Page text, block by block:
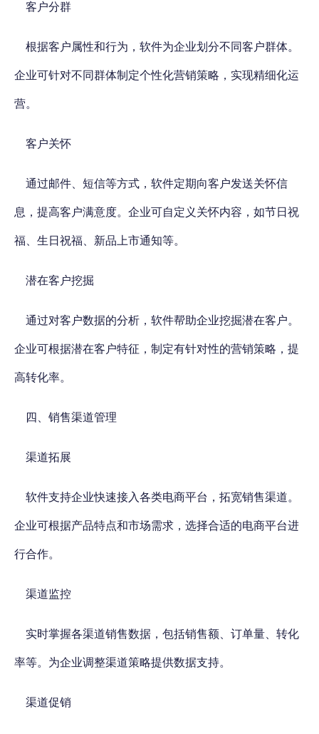
客户分群
根据客户属性和行为，软件为企业划分不同客户群体。
企业可针对不同群体制定个性化营销策略，实现精细化运
营。
客户关怀
通过邮件、短信等方式，软件定期向客户发送关怀信
息，提高客户满意度。企业可自定义关怀内容，如节日祝
福、生日祝福、新品上市通知等。
潜在客户挖掘
通过对客户数据的分析，软件帮助企业挖掘潜在客户。
企业可根据潜在客户特征，制定有针对性的营销策略，提
高转化率。
四、销售渠道管理
渠道拓展
软件支持企业快速接入各类电商平台，拓宽销售渠道。
企业可根据产品特点和市场需求，选择合适的电商平台进
行合作。
渠道监控
实时掌握各渠道销售数据，包括销售额、订单量、转化
率等。为企业调整渠道策略提供数据支持。
渠道促销